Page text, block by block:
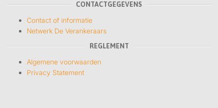
CONTACTGEGEVENS
Contact of informatie
Netwerk De Verankeraars
REGLEMENT
Algemene voorwaarden
Privacy Statement